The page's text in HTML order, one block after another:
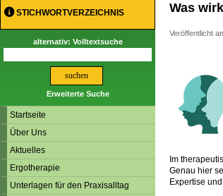
STICHWORTVERZEICHNIS
alternativ: Volltextsuche
Erweiterte Suche
Startseite
Über Uns
Aktuelles
Ergotherapie
Unterlagen für den Praxisalltag
Was
Veröffentlicht
Im
Genau hier
Expertise